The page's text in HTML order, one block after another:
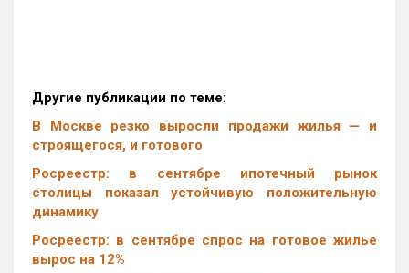
Другие публикации по теме:
В Москве резко выросли продажи жилья — и
строящегося, и готового
Росреестр: в сентябре ипотечный рынок
столицы показал устойчивую положительную
динамику
Росреестр: в сентябре спрос на готовое жилье
вырос на 12%